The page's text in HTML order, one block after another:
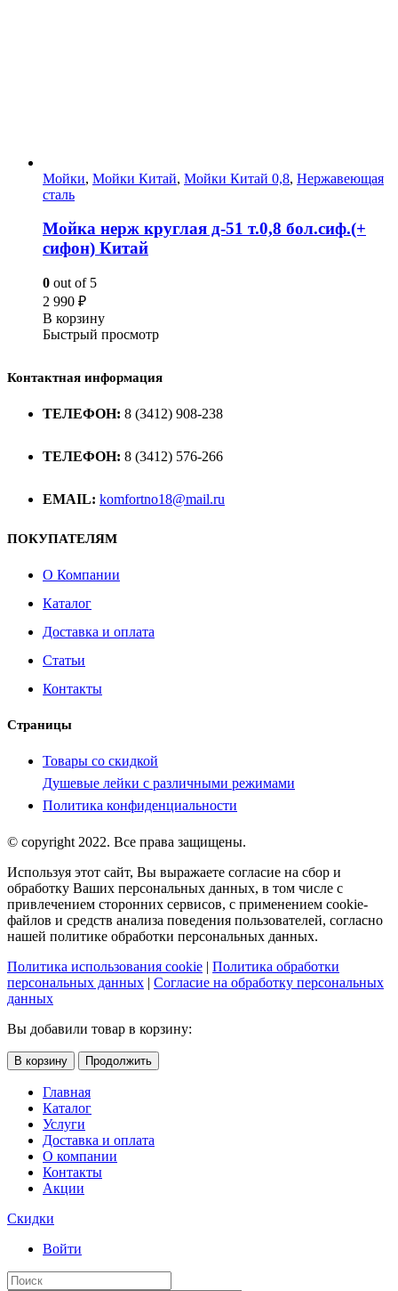
Мойки, Мойки Китай, Мойки Китай 0,8, Нержавеющая
сталь
Мойка нерж круглая д-51 т.0,8 бол.сиф.(+
сифон) Китай
0 out of 5
2 990 ₽
В корзину
Быстрый просмотр
Контактная информация
ТЕЛЕФОН: 8 (3412) 908-238
ТЕЛЕФОН: 8 (3412) 576-266
EMAIL: komfortno18@mail.ru
ПОКУПАТЕЛЯМ
О Компании
Каталог
Доставка и оплата
Статьи
Контакты
Страницы
Товары со скидкой
Душевые лейки с различными режимами
Политика конфиденциальности
© copyright 2022. Все права защищены.
Используя этот сайт, Вы выражаете согласие на сбор и
обработку Ваших персональных данных, в том числе с
привлечением сторонних сервисов, с применением cookie-
файлов и средств анализа поведения пользователей, согласно
нашей политике обработки персональных данных.
Политика использования cookie | Политика обработки
персональных данных | Согласие на обработку персональных
данных
Вы добавили товар в корзину:
В корзину Продолжить
Главная
Каталог
Услуги
Доставка и оплата
О компании
Контакты
Акции
Скидки
Войти